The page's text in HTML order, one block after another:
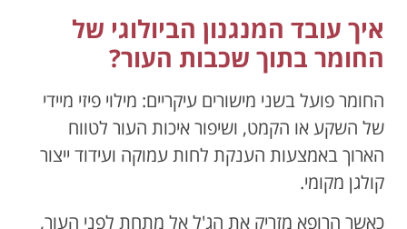
איך עובד המנגנון הביולוגי של
החומר בתוך שכבות העור?
החומר פועל בשני מישורים עיקריים: מילוי פיזי מיידי
של השקע או הקמט, ושיפור איכות העור לטווח
הארוך באמצעות הענקת לחות עמוקה ועידוד ייצור
קולגן מקומי.
כאשר הרופא מזריק את הג'ל אל מתחת לפני העור,